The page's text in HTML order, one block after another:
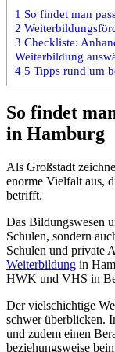
1 So findet man
2
3 Checkliste:
Weiterbildung
4 5 Tipps rund um
So findet
in Hamburg
Als Großstadt
enorme Vielfalt aus,
betrifft.
Das Bildungswesen
Schulen, sondern
Schulen und private
Weiterbildung in
HWK und VHS in
Der vielschichtige
schwer überblicken.
und zudem einen
beziehungsweise